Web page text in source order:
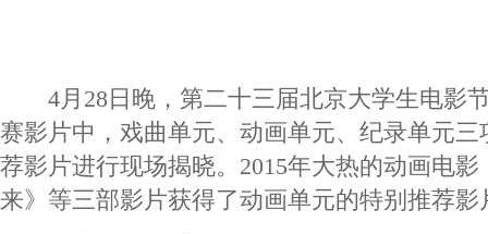
4月28日晚，第二十三届北京大学生电影
赛影片中，戏曲单元、动画单元、纪录单元
荐影片进行现场揭晓。2015年大热的动画电
来》等三部影片获得了动画单元的特别推荐影